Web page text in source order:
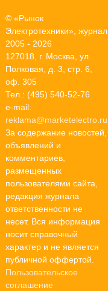
© «Рынок
Электротехники», журнал
2005 - 2026
127018, г. Москва, ул.
Полковая, д. 3, стр. 6,
оф. 305
Тел.: (495) 540-52-76
e-mail:
reklama@marketelectro.ru
За содержание новостей,
объявлений и
комментариев,
размещенных
пользователями сайта,
редакция журнала
ответственности не
несет. Вся информация
носит справочный
характер и не является
публичной оффертой.
Пользовательское
соглашение